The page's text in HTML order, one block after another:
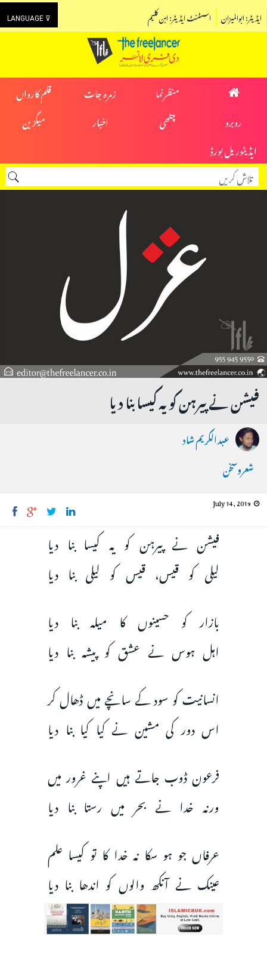
LANGUAGE ⊽ اسسٹنٹ ایڈیٹر: ابن کلیم ایڈیٹر: ابوالمیزان
منظرنما زمرہ جات
قلم کارواں
روبرو
چٹھی اخبار
میگزین
ایڈیٹوریل بورڈ
فیشن نے پیرہن کو یہ کیسا بنا دیا
عبدالکریم شاد
شعروسخن
July 14, 2019
فیشن نے پیرہن کو یہ کیسا بنا دیا
لیلی کو قیس، قیس کو لیلی بنا دیا
بازار کو حسینوں کا میلہ بنا دیا
اہل ہوس نے عشق کو پیشہ بنا دیا
انسانیت کو سود کے سانچے میں ڈھال کر
اس دور کی مشین نے کیا کیا بنا دیا
فرعون ڈوب جاتے ہیں اپنے غرور میں
ورنہ خدا نے بحر میں رستا بنا دیا
عرفاں جو ہو سکا نہ خدا کا تو کیسا علم
عینک نے آنکھ والوں کو اندھا بنا دیا